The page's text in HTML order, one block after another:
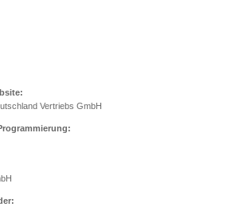
Vertriebs GmbH